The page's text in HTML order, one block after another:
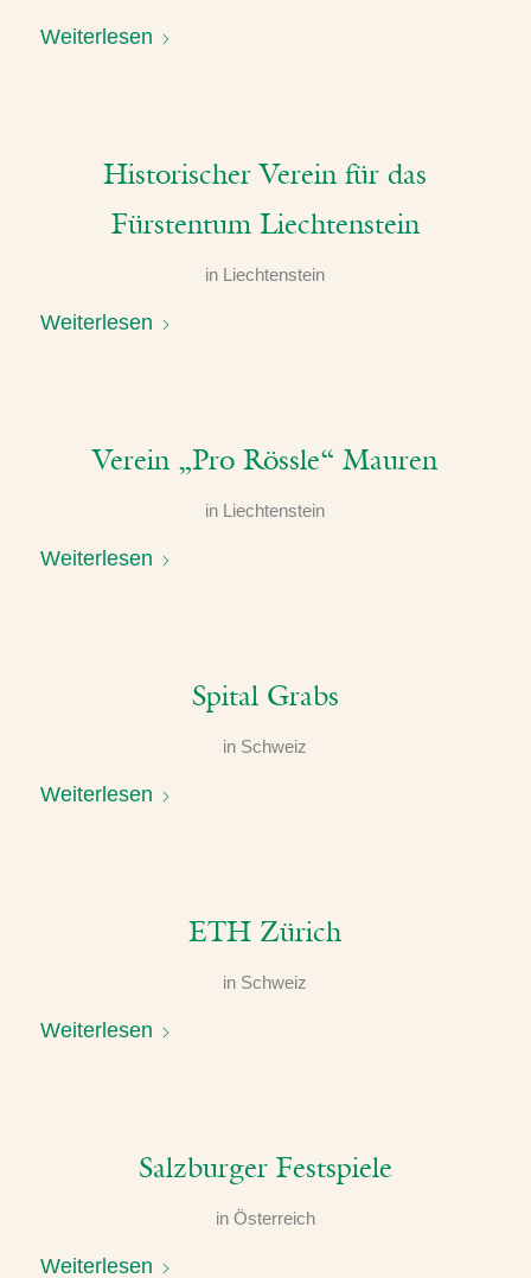
Weiterlesen
Historischer Verein für das
Fürstentum Liechtenstein
in Liechtenstein
Weiterlesen
Verein „Pro Rössle“ Mauren
in Liechtenstein
Weiterlesen
Spital Grabs
in Schweiz
Weiterlesen
ETH Zürich
in Schweiz
Weiterlesen
Salzburger Festspiele
in Österreich
Weiterlesen